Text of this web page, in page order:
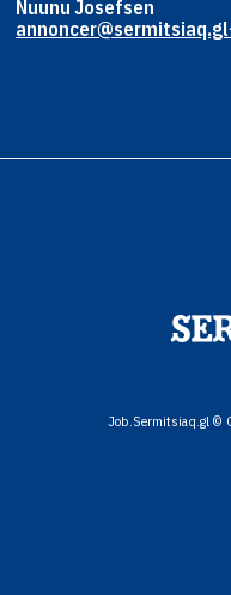
Nuunu Josefsen
annoncer@sermitsiaq.gl
Job.Sermitsiaq.gl ©